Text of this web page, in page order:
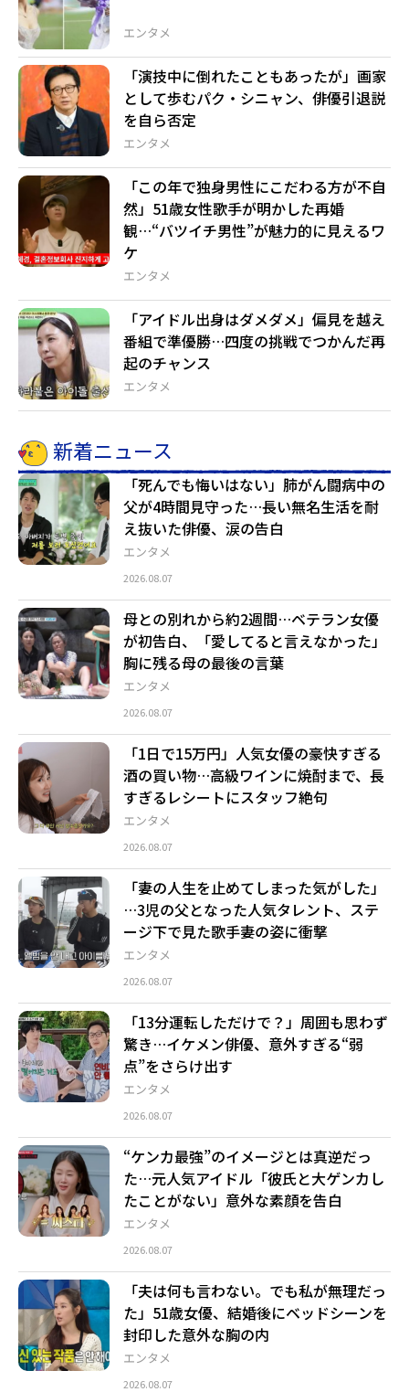
エンタメ
エンタメ
「演技中に倒れたこともあったが」画家
として歩むパク・シニャン、俳優引退説
を自ら否定
エンタメ
「この年で独身男性にこだわる方が不自
然」51歳女性歌手が明かした再婚
観…“バツイチ男性”が魅力的に見えるワ
ケ
エンタメ
「アイドル出身はダメダメ」偏見を越え
番組で準優勝…四度の挑戦でつかんだ再
起のチャンス
新着ニュース
エンタメ
「死んでも悔いはない」肺がん闘病中の
父が4時間見守った…長い無名生活を耐
え抜いた俳優、涙の告白
2026.08.07
エンタメ
母との別れから約2週間…ベテラン女優
が初告白、「愛してると言えなかった」
胸に残る母の最後の言葉
2026.08.07
エンタメ
「1日で15万円」人気女優の豪快すぎる
酒の買い物…高級ワインに焼酎まで、長
すぎるレシートにスタッフ絶句
2026.08.07
エンタメ
「妻の人生を止めてしまった気がした」
…3児の父となった人気タレント、ステ
ージ下で見た歌手妻の姿に衝撃
2026.08.07
エンタメ
「13分運転しただけで？」周囲も思わず
驚き…イケメン俳優、意外すぎる“弱
点”をさらけ出す
2026.08.07
エンタメ
“ケンカ最強”のイメージとは真逆だっ
た…元人気アイドル「彼氏と大ゲンカし
たことがない」意外な素顔を告白
2026.08.07
エンタメ
「夫は何も言わない。でも私が無理だっ
た」51歳女優、結婚後にベッドシーンを
封印した意外な胸の内
2026.08.07